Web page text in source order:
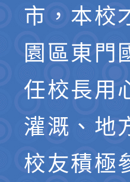
市，本校
園區東門
任校長用
灌溉、地
校友積極